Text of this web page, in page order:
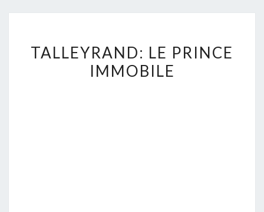
LE
PRINCE
TALLEYRAND: LE PRINCE
IMMOBILE